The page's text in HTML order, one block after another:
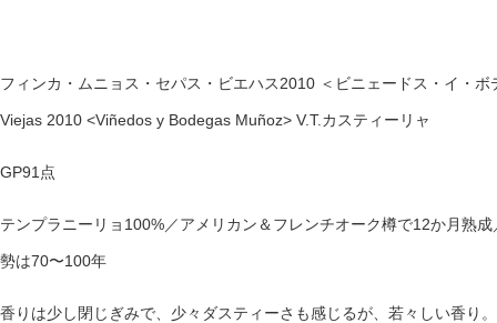
フィンカ・ムニョス・セパス・ビエハス2010 ＜ビニェードス・イ・
Viejas 2010 <Viñedos y Bodegas Muñoz> V.T.カスティーリャ
GP91点
テンプラニーリョ100%／アメリカン＆フレンチオーク樽で12か月熟
勢は70〜100年
香りは少し閉じぎみで、少々ダスティーさも感じるが、若々しい香り